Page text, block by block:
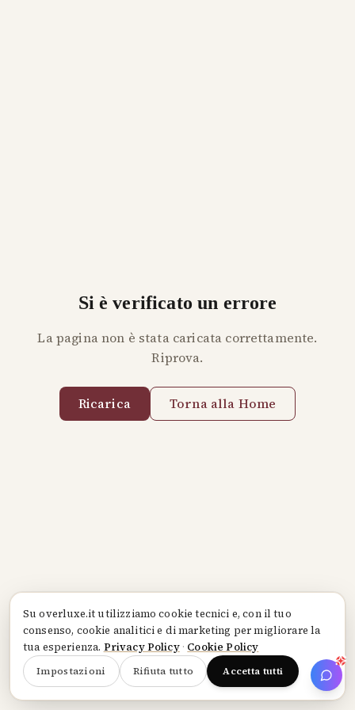
Suoverluxe.itutilizziamo cookie tecnici e, con il tuo
consenso, cookie analitici e di marketing per migliorare la
tua esperienza. Privacy Policy· Cookie Policy
Impostazioni Rifiuta tutto Accetta tutti
Si è verificato un errore
La pagina non è stata caricata correttamente.
Riprova.
Ricarica Torna alla Home